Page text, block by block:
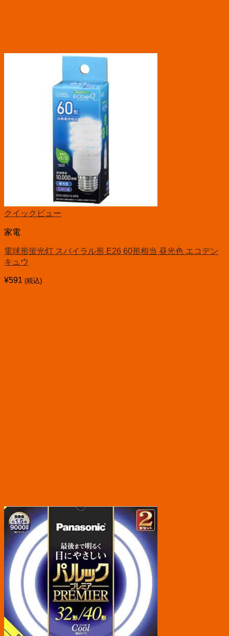
クイックビュー
家電
電球形蛍光灯 スパイラル形 E26 60形相当 昼光色 エコデン
キュウ
¥591 (税込)